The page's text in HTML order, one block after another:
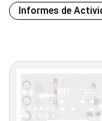
Informes de